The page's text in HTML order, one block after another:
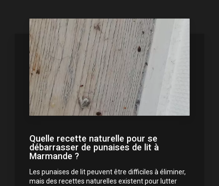
Quelle recette naturelle pour se
débarrasser de punaises de lit à
Marmande ?
Les punaises de lit peuvent être difficiles à éliminer,
mais des recettes naturelles existent pour lutter